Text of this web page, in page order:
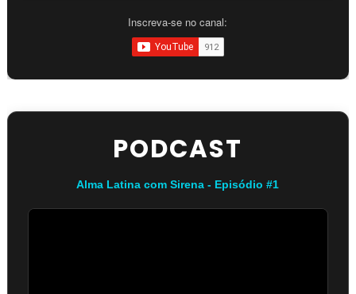
Inscreva-se no canal:
PODCAST
Alma Latina com Sirena - Episódio #1